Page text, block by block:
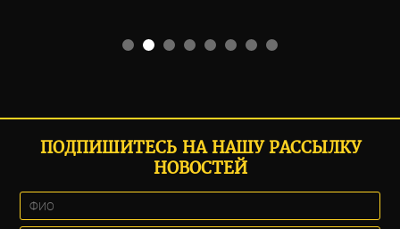
ПОДПИШИТЕСЬ НА НАШУ РАССЫЛКУ
НОВОСТЕЙ